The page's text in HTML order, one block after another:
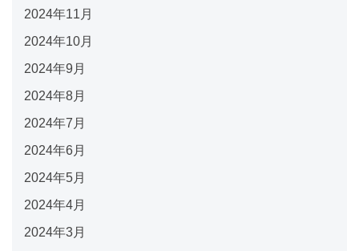
2024年11月
2024年10月
2024年9月
2024年8月
2024年7月
2024年6月
2024年5月
2024年4月
2024年3月